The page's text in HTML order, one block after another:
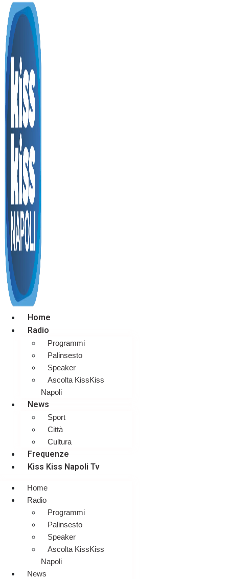
Home
Radio
Programmi
Palinsesto
Speaker
Ascolta KissKiss
Napoli
News
Sport
Città
Cultura
Frequenze
Kiss Kiss Napoli Tv
Home
Radio
Programmi
Palinsesto
Speaker
Ascolta KissKiss
Napoli
News